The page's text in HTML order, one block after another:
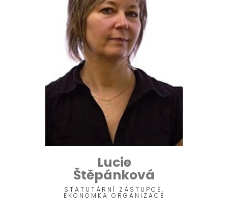
Lucie
Štěpánková
STATUTÁRNÍ ZÁSTUPCE,
EKONOMKA ORGANIZACE